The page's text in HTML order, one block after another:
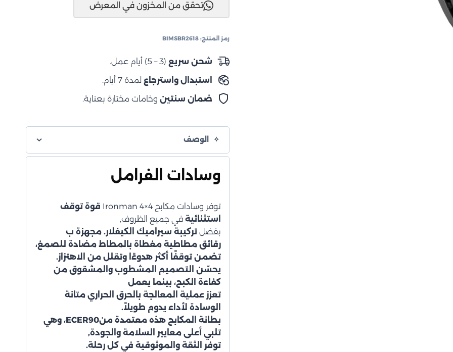
مشقوق
ومطلي
جيوميت
تحقق من المخزون في المعرض
رمز المنتج: BIMSBR2618
شحن سريع (3 – 5) أيام عمل.
استبدال واسترجاع لمدة 7 أيام.
ضمان سنتينوخامات مختارة بعناية.
الوصف
وسادات الفرامل
توفر وسادات مكابح Ironman 4×4
قوة توقف
استثنائيةفي جميع الظروف,
بفضل تركيبة سيراميك الكيفلار. مجهزة ب
رقائق مطاطية مغطاة بالمطاط مضادة للصمغ،
تضمن توقفًا أكثر هدوءًا وتقلل من الاهتزاز.
يحسّن التصميم
المشطوب والمشقوقمن
كفاءة الكبح، بينما يعمل
تعزز عملية المعالجة بالحرق الحراريمتانة
الوسادة لأداء يدوم طويلاً.
بطانة المكابح هذه معتمدة منECER90
، وهي
تلبي أعلى معايير السلامة والجودة,
توفر الثقة والموثوقية في كل رحلة.